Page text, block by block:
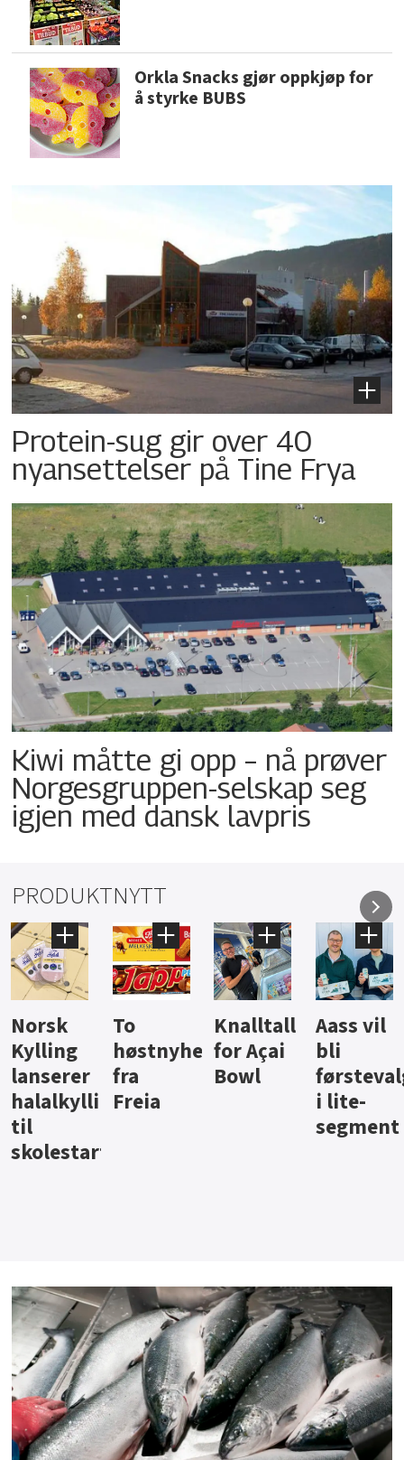
Orkla Snacks gjør oppkjøp for
å styrke BUBS
Protein-sug gir over 40
nyansettelser på Tine Frya
Kiwi måtte gi opp – nå prøver
Norgesgruppen-selskap seg
igjen med dansk lavpris
PRODUKTNYTT
Knalltall
for Açai
Bowl
Aass vil
bli
førstevalg
i lite-
Brus og
jus fra
Berentsen
Hard
iste fra
Hansa